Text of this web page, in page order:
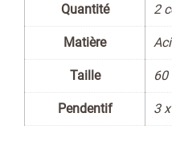
Quantité 2
Matière
Taille 60
Pendentif 3